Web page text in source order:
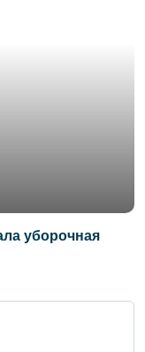
уборочная